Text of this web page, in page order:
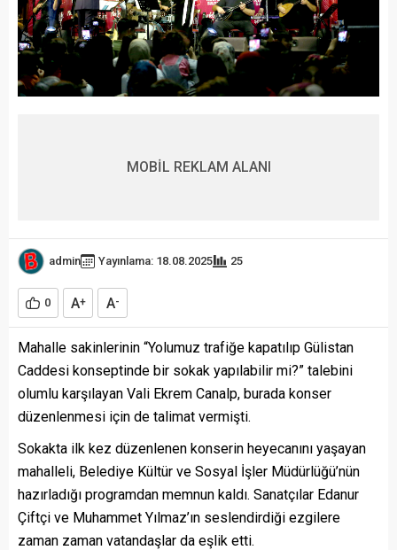
MOBİL REKLAM ALANI
admin Yayınlama: 18.08.2025 25
0 A+ A-
Mahalle sakinlerinin “Yolumuz trafiğe kapatılıp Gülistan
Caddesi konseptinde bir sokak yapılabilir mi?” talebini
olumlu karşılayan Vali Ekrem Canalp, burada konser
düzenlenmesi için de talimat vermişti.
Sokakta ilk kez düzenlenen konserin heyecanını yaşayan
mahalleli, Belediye Kültür ve Sosyal İşler Müdürlüğü’nün
hazırladığı programdan memnun kaldı. Sanatçılar Edanur
Çiftçi ve Muhammet Yılmaz’ın seslendirdiği ezgilere
zaman zaman vatandaşlar da eşlik etti.